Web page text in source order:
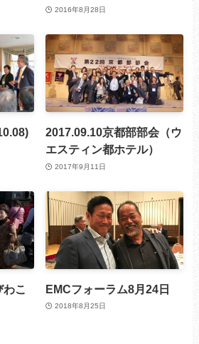
2016年8月28日
2017.09.10京都部部会（ウ
エスティン都ホテル）
2017年9月11日
こ
EMCフォーラム8月24日
2018年8月25日